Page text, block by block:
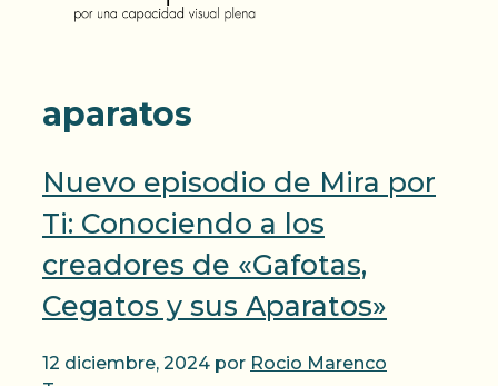
aparatos
Nuevo episodio de Mira por
Ti: Conociendo a los
creadores de «Gafotas,
Cegatos y sus Aparatos»
12 diciembre, 2024 por Rocio Marenco